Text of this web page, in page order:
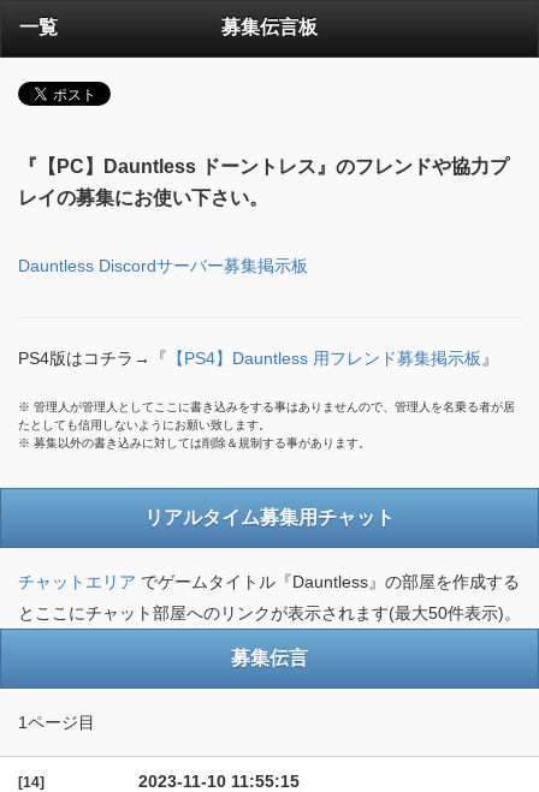
一覧 募集伝言板
『【PC】Dauntless ドーントレス』のフレンドや協力プ
レイの募集にお使い下さい。
Dauntless Discordサーバー募集掲示板
PS4版はコチラ→『 【PS4】Dauntless 用フレンド募集掲示板 』
※ 管理人が管理人としてここに書き込みをする事はありませんので、管理人を名乗る者が居
たとしても信用しないようにお願い致します。
※ 募集以外の書き込みに対しては削除＆規制する事があります。
リアルタイム募集用チャット
チャットエリア でゲームタイトル『Dauntless』の部屋を作成する
とここにチャット部屋へのリンクが表示されます(最大50件表示)。
募集伝言
1ページ目
[14]
2023-11-10 11:55:15